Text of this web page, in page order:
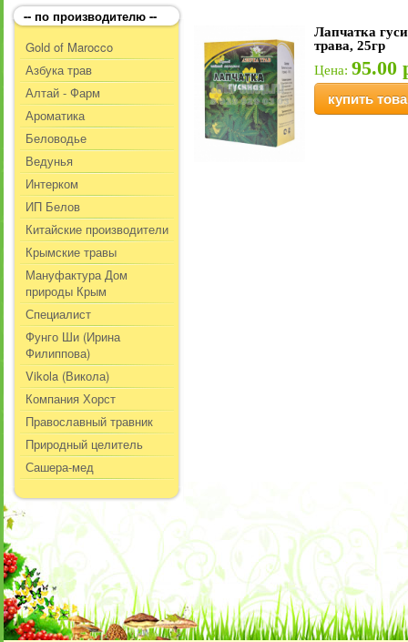
-- по производителю --
Gold of Marocco
Азбука трав
Алтай - Фарм
Ароматика
Беловодье
Ведунья
Интерком
ИП Белов
Китайские производители
Крымские травы
Мануфактура Дом
природы Крым
Специалист
Фунго Ши (Ирина
Филиппова)
Vikola (Викола)
Компания Хорст
Православный травник
Природный целитель
Сашера-мед
Лапчатка
трава, 25гр
Цена: 95.00
купить